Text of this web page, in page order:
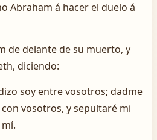
Abraham á hacer el duelo á
de delante de su muerto, y
diciendo:
soy entre vosotros; dadme
vosotros, y sepultaré mi